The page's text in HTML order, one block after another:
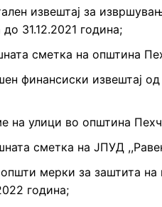
извештај за
31.12.2021 година;
сметка на општина
финансиски извештај
на улици во општина
сметка на ЈПУД
мерки за заштита на
година;